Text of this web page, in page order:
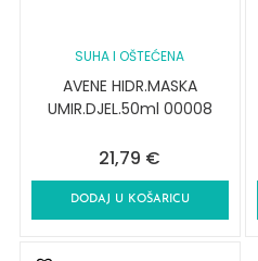
SUHA I OŠTEĆENA
AVENE HIDR.MASKA
UMIR.DJEL.50ml 00008
21,79 €
DODAJ U KOŠARICU